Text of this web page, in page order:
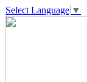
Select Language ▼